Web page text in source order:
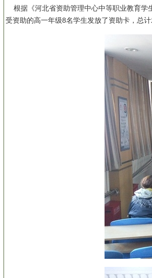
根据《河北省资助管理中心中等职业教育学
受资助的高一年级8名学生发放了资助卡，总计